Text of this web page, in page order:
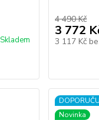
Skladem
4 490 Kč
3 772
3 117 Kč
Novinka